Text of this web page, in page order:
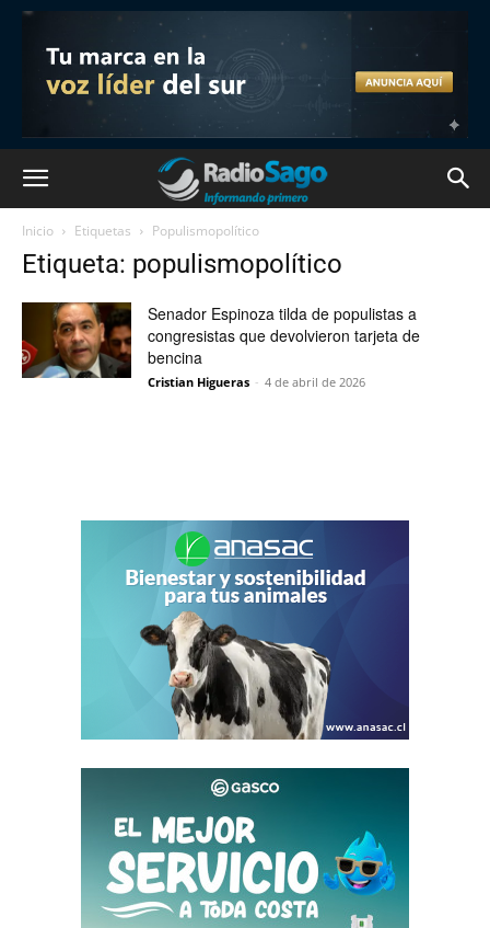
Inicio Etiquetas Populismopolítico
Etiqueta: populismopolítico
Senador Espinoza tilda de populistas a
congresistas que devolvieron tarjeta de
bencina
Cristian Higueras - 4 de abril de 2026